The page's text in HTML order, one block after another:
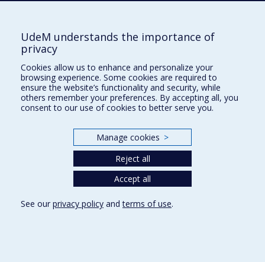
BEAULIEU Myriam
Stéphane
CASTELLANOS RYAN Natalie
UdeM understands the importance of
privacy
Cookies allow us to enhance and personalize your
browsing experience. Some cookies are required to
ensure the website’s functionality and security, while
others remember your preferences. By accepting all, you
consent to our use of cookies to better serve you.
Manage cookies >
Reject all
Accept all
See our privacy policy andterms of use.